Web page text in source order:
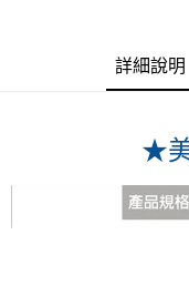
詳細說明
★